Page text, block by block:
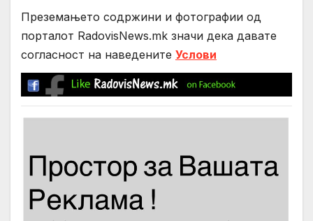
Преземањето содржини и фотографии од
порталот RadovisNews.mk значи дека давате
согласност на нaведените Услови